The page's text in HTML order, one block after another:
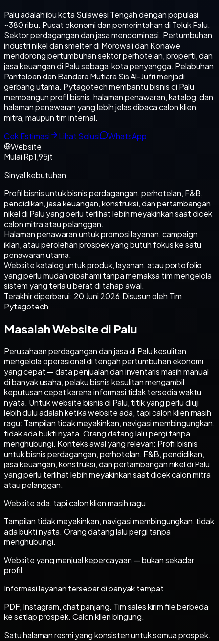
Palu adalah ibu kota Sulawesi Tengah dengan populasi
~380 ribu. Pusat ekonomi dan pemerintahan di Teluk Palu.
Sektor perdagangan dan jasa mendominasi. Pertumbuhan
industri nikel dan smelter di Morowali dan Konawe
mendorong pertumbuhan sektor perhotelan, properti, dan
jasa keuangan di Palu sebagai kota penyangga. Pelabuhan
Pantoloan dan Bandara Mutiara Sis Al-Jufri menjadi
gerbang utama. Pytagotech membantu bisnis di Palu
membangun profil bisnis, halaman penawaran, katalog, dan
halaman penawaran yang lebih jelas dibaca calon klien,
mitra, maupun tim internal.
Cek Estimasi
Lihat Solusi
WhatsApp
Website
Mulai Rp1,95jt
Sinyal kebutuhan
Profil bisnis untuk bisnis perdagangan, perhotelan, F&B,
pendidikan, jasa keuangan, konstruksi, dan pertambangan
nikel di Palu yang perlu terlihat lebih meyakinkan saat dicek
calon mitra atau pelanggan.
Halaman penawaran untuk promosi layanan, campaign
iklan, atau perolehan prospek yang butuh fokus ke satu
penawaran utama.
Website katalog untuk produk, layanan, atau portofolio
yang perlu mudah dipahami tanpa memaksa tim mengelola
sistem yang terlalu berat di tahap awal.
Terakhir diperbarui: 20 Juni 2026·Disusun oleh Tim
Pytagotech
Masalah Website di Palu
Perusahaan perdagangan dan jasa di Palu kesulitan
mengelola operasional di tengah pertumbuhan ekonomi
yang cepat — data penjualan dan inventaris masih manual
di banyak usaha, pelaku bisnis kesulitan mengambil
keputusan cepat karena informasi tidak tersedia waktu
nyata. Untuk website bisnis di Palu, titik yang perlu diuji
lebih dulu adalah ketika website ada, tapi calon klien masih
ragu: Tampilan tidak meyakinkan, navigasi membingungkan,
tidak ada bukti nyata. Orang datang lalu pergi tanpa
menghubungi. Konteks awal yang relevan: Profil bisnis
untuk bisnis perdagangan, perhotelan, F&B, pendidikan,
jasa keuangan, konstruksi, dan pertambangan nikel di Palu
yang perlu terlihat lebih meyakinkan saat dicek calon mitra
atau pelanggan.
Website ada, tapi calon klien masih ragu
Tampilan tidak meyakinkan, navigasi membingungkan, tidak
ada bukti nyata. Orang datang lalu pergi tanpa
menghubungi.
Website yang menjual kepercayaan — bukan sekadar
profil.
Informasi layanan tersebar di banyak tempat
PDF, Instagram, chat panjang. Tim sales kirim file berbeda
ke setiap prospek. Calon klien bingung.
Satu halaman resmi yang konsisten untuk semua prospek.